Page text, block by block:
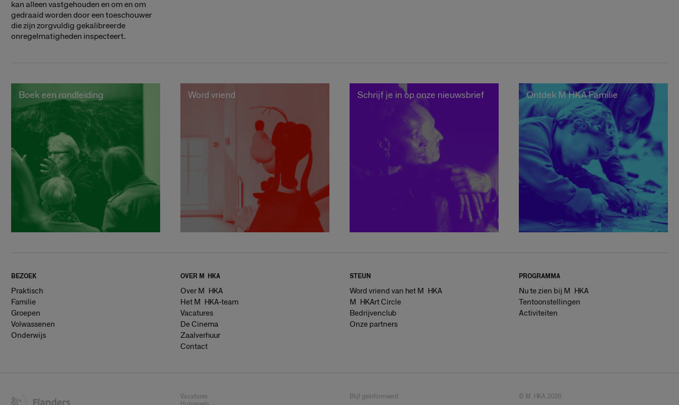
kan alleen vastgehouden en om en om
gedraaid worden door een toeschouwer
die zijn zorgvuldig gekalibreerde
onregelmatigheden inspecteert.
Boek een rondleiding Word vriend Schrijf je in op onze nieuwsbrief Ontdek M HKA Familie
BEZOEK
Praktisch
Familie
Groepen
Volwassenen
Onderwijs
OVER Muhka
Over Muhka
Het Muhka-team
Vacatures
De Cinema
Zaalverhuur
Contact
STEUN
Word vriend van het Muhka
Muhkart Circle
Bedrijvenclub
Onze partners
PROGRAMMA
Nu te zien bij Muhka
Tentoonstellingen
Activiteiten
Vacatures
Blijf geïnformeerd © Muhka 2026